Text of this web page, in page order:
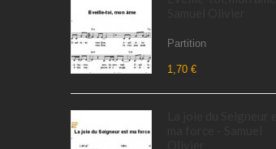
Partition
1,70 €